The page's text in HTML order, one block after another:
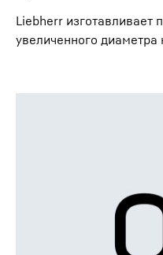
Liebherr изготавливает
увеличенного